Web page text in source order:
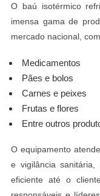
O baú isotérmico
imensa gama de
mercado nacional,
Medicamentos
Pães e bolos
Carnes e peixes
Frutas e flores
Entre outros
O equipamento
e vigilância
eficiente até o